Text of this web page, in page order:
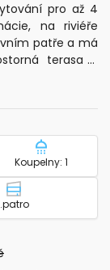
pro až 4
na riviéře
patře a má
terasa o
satelitní
je také
vybavením a
ložní prádlo,
posezení a
je zajištěno
- ubytování
Počet
Koupelny: 1
Patro -
- Nedostupné